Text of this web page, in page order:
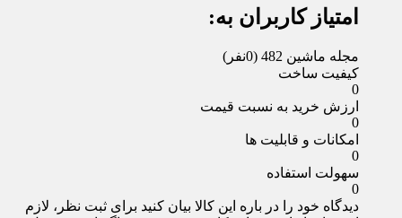
امتیاز کاربران به:
مجله ماشین 482
(0نفر)
کیفیت ساخت
0
ارزش خرید به نسبت قیمت
0
امکانات و قابلیت ها
0
سهولت استفاده
0
دیدگاه خود را در باره این کالا بیان کنید برای ثبت نظر، لازم